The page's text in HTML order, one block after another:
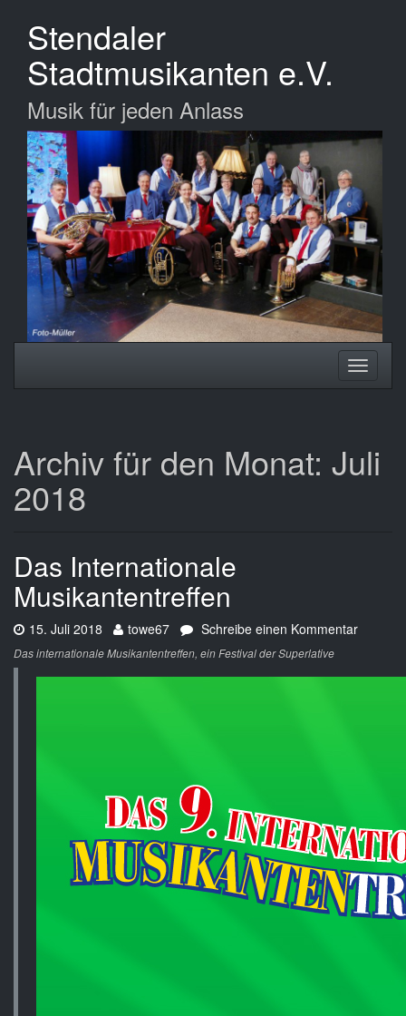
Hauptinhalt
springen
Stendaler
Stadtmusikanten e.V.
Musik für jeden Anlass
ein-/
Archiv für den Monat: Juli
2018
Das Internationale
Musikantentreffen
Datum:
15. Juli 2018 Autor:
towe67 Schreibe einen Kommentarzu
Das internationale Musikantentreffen, ein Festival der Superlative